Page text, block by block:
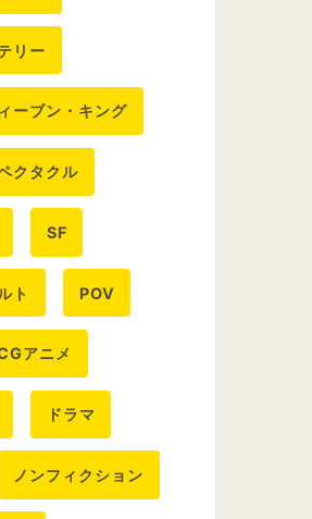
リー
ーブン・キング
クタクル
SF
ト POV
アニメ
ドラマ
ノンフィクション